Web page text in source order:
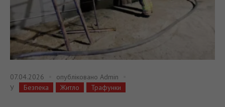
07.04.2026 опубліковано Admin
У
Безпека Житло Трафунки